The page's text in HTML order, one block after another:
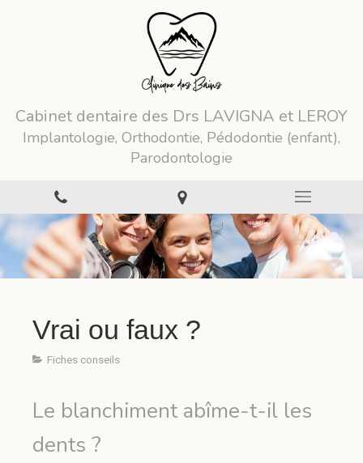
Cabinet dentaire des Drs LAVIGNA et LEROY
Implantologie, Orthodontie, Pédodontie (enfant),
Parodontologie
Vrai ou faux ?
Fiches conseils
Le blanchiment abîme-t-il les
dents ?